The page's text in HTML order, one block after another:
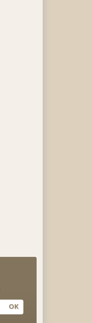
OK